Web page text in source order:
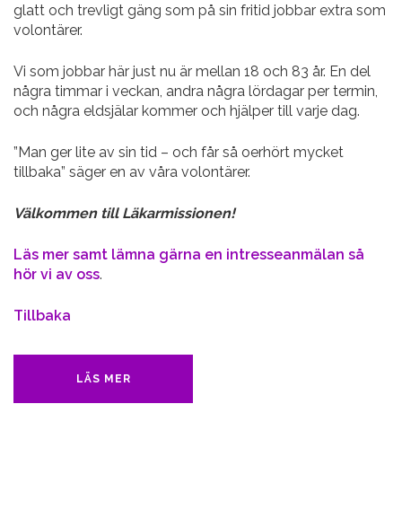
glatt och trevligt gäng som på sin fritid jobbar extra som
volontärer.
Vi som jobbar här just nu är mellan 18 och 83 år. En del
några timmar i veckan, andra några lördagar per termin,
och några eldsjälar kommer och hjälper till varje dag.
”Man ger lite av sin tid – och får så oerhört mycket
tillbaka” säger en av våra volontärer.
Välkommen till Läkarmissionen!
Läs mer samt lämna gärna en intresseanmälan så
hör vi av oss.
Tillbaka
LÄS MER